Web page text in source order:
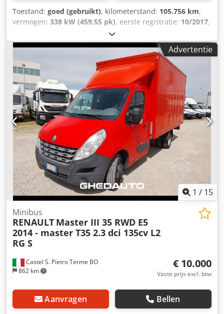
Toestand: goed (gebruikt), kilometerstand: 105.756 km,
vermogen: 338 kW (459,55 pk), eerste registratie: 10/2017,
, wielbasis:
diesel, brandstoftankcapaciteit:500 l, kleur:wit,
, soort overbrenging:
automatisch
, emissieklasse:Euro 6, Bouwjaar:2017
Uitrusting:
, = Verdere opties en accessoires =
Cedpfx Acjxzq Hhodsha - PTO (aftakas) = Verdere
informatie = Aantal cilinders: 6 Motorinhoud: 10.837 cc
Leeggewicht: 20.300 kg Laadvermogen: 16.700 kg
Toegestane totaalgewicht: 37.000 kg Technische staat:
goed Optische staat: goed
Advertentie
1 / 15
Castel S. Pietro Terme BO
862 km
Minibus
RENAULT Master III 35 RWD E5
2014 - master T35 2.3 dci 135cv L2
RG S
€ 10.000
Vaste prijs excl. btw
Aanvragen Bellen